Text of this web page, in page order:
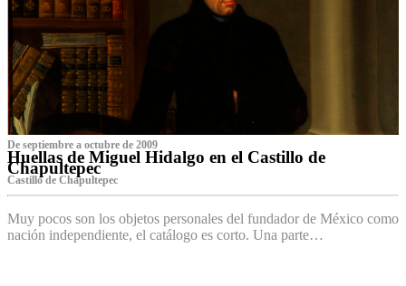
De septiembre a octubre de 2009
Huellas de Miguel Hidalgo en el Castillo de
Chapultepec
Castillo de Chapultepec
Muy pocos son los objetos personales del fundador de México como
nación independiente, el catálogo es corto. Una parte…